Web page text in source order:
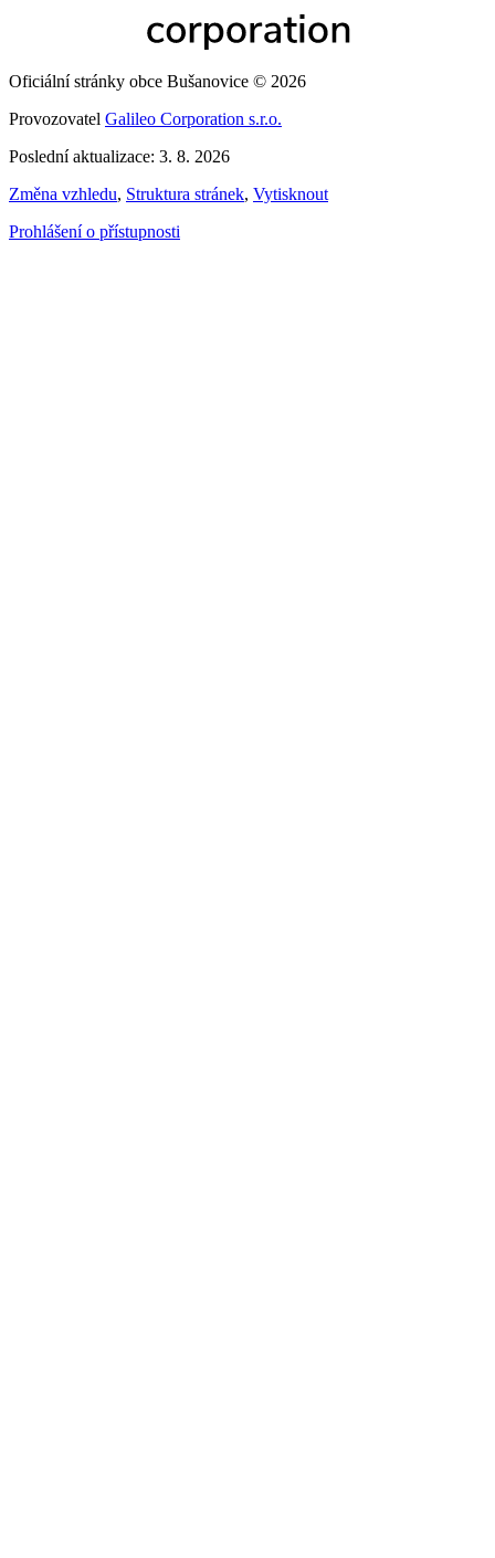
Oficiální stránky obce Bušanovice © 2026
Provozovatel Galileo Corporation s.r.o.
Poslední aktualizace: 3. 8. 2026
Změna vzhledu, Struktura stránek, Vytisknout
Prohlášení o přístupnosti